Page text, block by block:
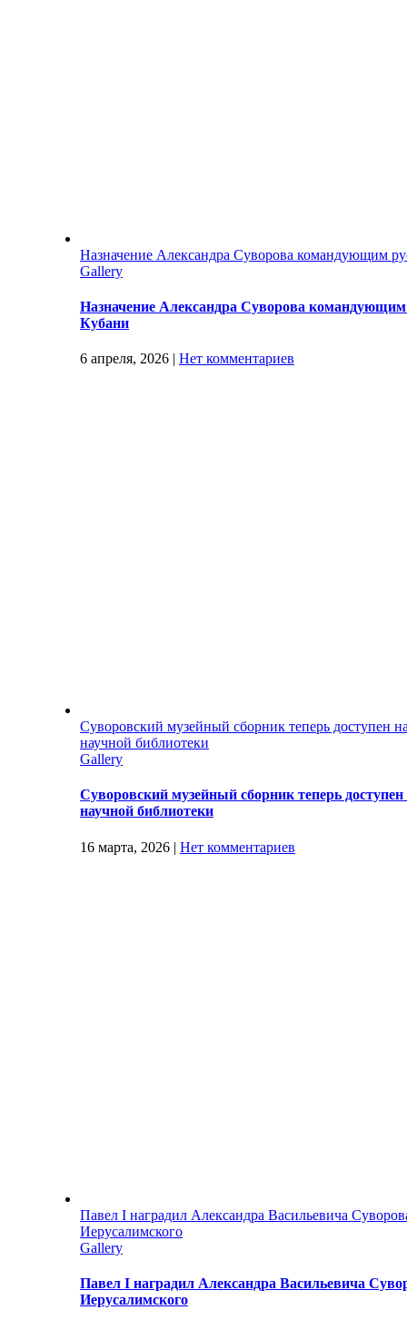
Назначение Александра Суворова командующим
Gallery
Назначение Александра Суворова
Кубани
6 апреля, 2026 | Нет комментариев
Суворовский музейный сборник теперь доступен
научной библиотеки
Gallery
Суворовский музейный сборник теперь
научной библиотеки
16 марта, 2026 | Нет комментариев
Павел I наградил Александра Васильевича
Иерусалимского
Gallery
Павел I наградил Александра Васильевича
Иерусалимского